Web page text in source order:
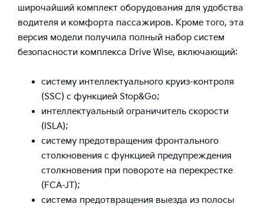
широчайший комплект оборудования для удобства
водителя и комфорта пассажиров. Кроме того, эта
версия модели получила полный набор систем
безопасности комплекса Drive Wise, включающий:
систему интеллектуального круиз-контроля
(SSC) с функцией Stop&Go;
интеллектуальный ограничитель скорости
(ISLA);
систему предотвращения фронтального
столкновения с функцией предупреждения
столкновения при повороте на перекрестке
(FCA-JT);
система предотвращения выезда из полосы